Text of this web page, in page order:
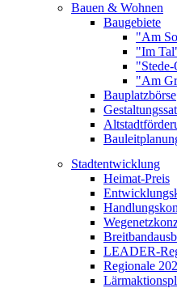
Bauen & Wohnen
Baugebiete
"Am
"Im
"Am
Bauplatzbörse
Stadtentwicklung
Heimat-Preis
LEADER-
Regionale